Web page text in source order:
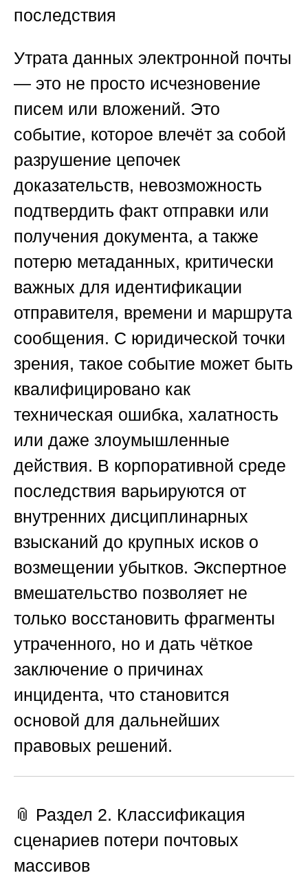
последствия
Утрата данных электронной почты
— это не просто исчезновение
писем или вложений. Это
событие, которое влечёт за собой
разрушение цепочек
доказательств, невозможность
подтвердить факт отправки или
получения документа, а также
потерю метаданных, критически
важных для идентификации
отправителя, времени и маршрута
сообщения. С юридической точки
зрения, такое событие может быть
квалифицировано как
техническая ошибка, халатность
или даже злоумышленные
действия. В корпоративной среде
последствия варьируются от
внутренних дисциплинарных
взысканий до крупных исков о
возмещении убытков. Экспертное
вмешательство позволяет не
только восстановить фрагменты
утраченного, но и дать чёткое
заключение о причинах
инцидента, что становится
основой для дальнейших
правовых решений.
📎 Раздел 2. Классификация
сценариев потери почтовых
массивов